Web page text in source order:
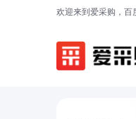
欢迎来到爱采购，百